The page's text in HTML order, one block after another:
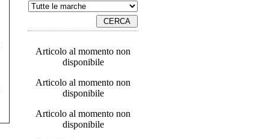
Articolo al momento non
disponibile
Articolo al momento non
disponibile
Articolo al momento non
disponibile